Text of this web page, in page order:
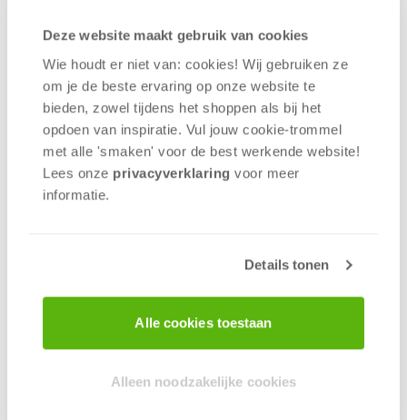
Deze website maakt gebruik van cookies
Wie houdt er niet van: cookies! Wij gebruiken ze
om je de beste ervaring op onze website te
bieden, zowel tijdens het shoppen als bij het
opdoen van inspiratie. Vul jouw cookie-trommel
met alle 'smaken' voor de best werkende website​!
Lees onze privacyverklaring voor meer
informatie.
Details tonen
Alle cookies toestaan
Alleen noodzakelijke cookies
kunnen we de drukte beter regelen en krijgt
iedereen de kans om de leukste aanbiedingen te
scoren! De koopjes zullen zondagochtend
aangevuld worden, je loopt dus niets mis als je
zondag komt. De plekken per tijdslot zijn beperkt,
dus wees op tijd!
Hoe werkt het?
tijd waarin je verwacht aanwezig te zijn op de
aangewezen parkeerplaats (Almeerderstrand).
Wees er snel bij, want het
aantal plekken per
2) Je ontvangt een bevestigingsmail vanuit Google